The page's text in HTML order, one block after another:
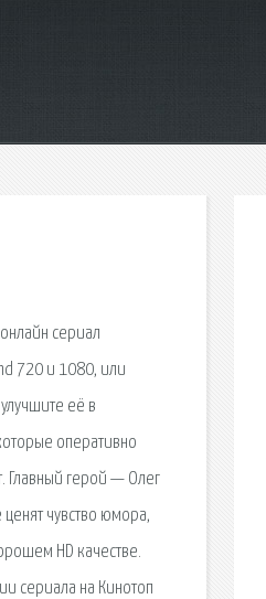
сериал
720 и 1080, или
её в
оперативно
Главный герой — Олег
чувство юмора,
HD качестве.
сериала на Кинотоп